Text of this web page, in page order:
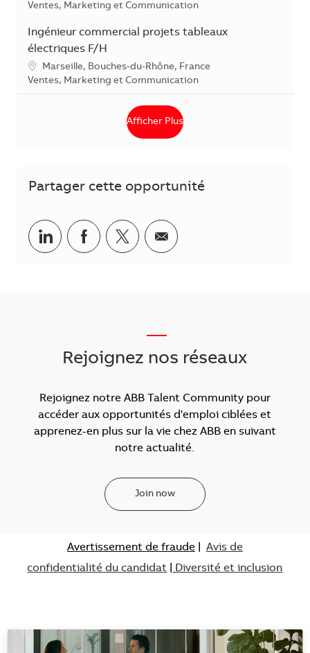
Catégorie
Ventes, Marketing et Communication
Ingénieur commercial projets tableaux
électriques F/H
Localisation
Marseille, Bouches-du-Rhône, France
Catégorie
Ventes, Marketing et Communication
Afficher Plus
Partager cette opportunité
Partager via LinkedIn
Partager via Facebook
Partager via Twitter
Partager par courriel
Rejoignez nos réseaux
Rejoignez notre ABB Talent Community pour
accéder aux opportunités d'emploi ciblées et
apprenez-en plus sur la vie chez ABB en suivant
notre actualité.
Join now
Avertissement de fraude| Avis de
confidentialité du candidat
Diversité et inclusion